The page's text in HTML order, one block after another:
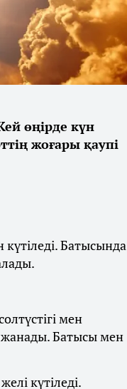
өңірде күн
жоғары қаупі
Батысында
мен
Батысы мен
күтіледі.